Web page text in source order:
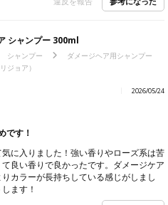
シャンプー 300ml
シャンプー
ダメージヘア用シャンプー
ジョア）
2026/05/24
です！
に入りました！強い香りやローズ系は苦
良い香りで良かったです。ダメージケア
カラーが長持ちしている感じがしまし
ます！